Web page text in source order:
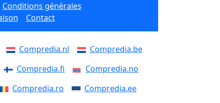
Conditions générales
Contact
Compredia.nl
Compredia.be
Compredia.fi
Compredia.no
Compredia.ro
Compredia.ee